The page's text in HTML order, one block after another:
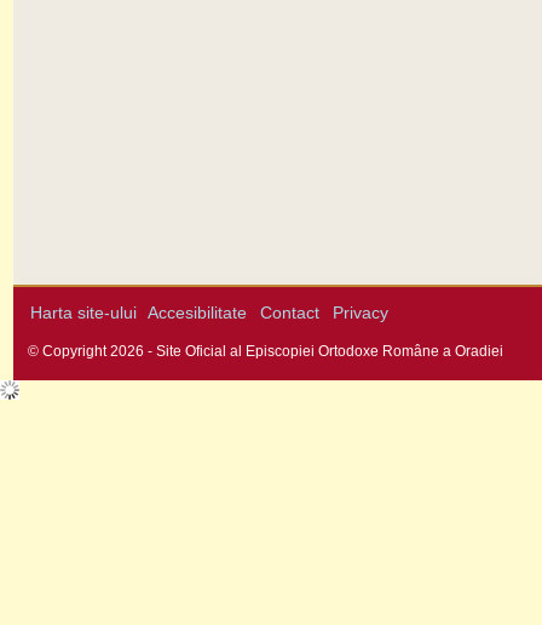
Harta site-ului Accesibilitate Contact Privacy
© Copyright 2026 - Site Oficial al Episcopiei Ortodoxe Române a Oradiei